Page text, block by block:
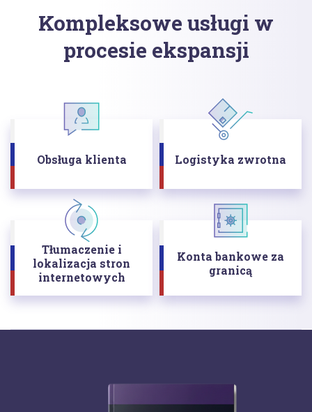
Kompleksowe usługi w
procesie ekspansji
Obsługa klienta Logistyka zwrotna
Tłumaczenie i
lokalizacja stron
internetowych
Konta bankowe za
granicą